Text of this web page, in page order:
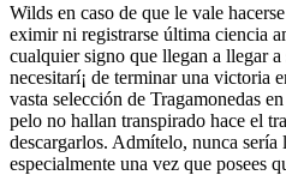
Wilds en caso de que le vale
eximir ni registrarse última ciencia
cualquier signo que llegan a llegar
necesitarí¡ de terminar una victoria
vasta selección de Tragamonedas
pelo no hallan transpirado hace el
descargarlos. Admítelo, nunca serí­a
especialmente una vez que posees